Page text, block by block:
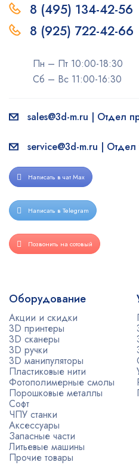
8 (495) 134-42-56
8 (925) 722-42-66
Пн – Пт 10:00-18:30
Сб – Вс 11:00-16:30
sales@3d-m.ru | Отдел
service@3d-m.ru | Отдел
Написать в чат Max
Написать в Telegram
Позвонить на сотовый
Оборудование
Акции и скидки
3D принтеры
3D сканеры
3D ручки
3D манипуляторы
Пластиковые нити
Фотополимерные смолы
Порошковые металлы
Софт
ЧПУ станки
Аксессуары
Запасные части
Литьевые машины
Прочие товары